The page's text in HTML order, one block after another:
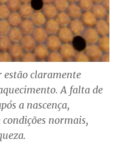
estão claramente
A falta de
a nascença,
normais,